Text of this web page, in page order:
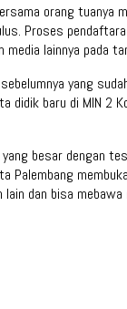
orang
Proses
lainnya pada
yang
baru di MIN
besar dengan
Palembang
dan bisa mebawa